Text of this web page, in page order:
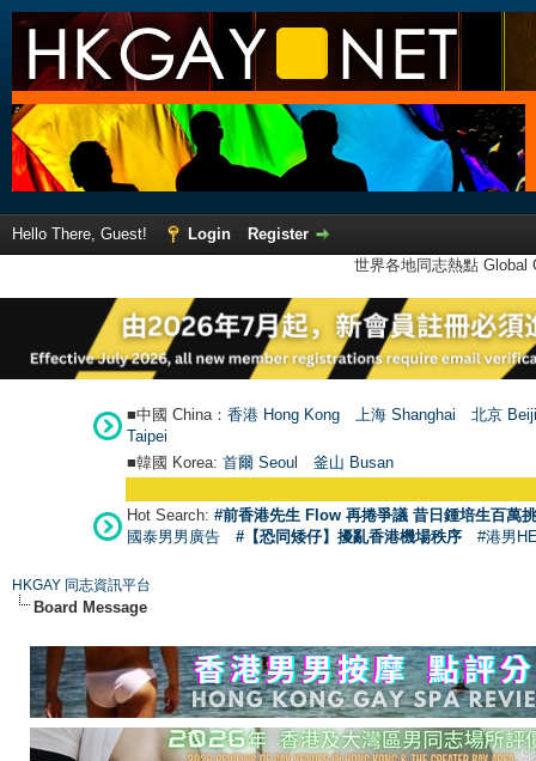
Hello There, Guest! Login
Register
世界各地同志熱點
■中國 China： 香港 Hong Kong 上海 Shanghai
北京
Taipei
■韓國 Korea: 首爾 Seoul 釜山 Busan
Hot Search: #前香港先生 Flow 再捲爭議 昔日鍾培生百萬
國泰男男廣告
#【恐同矮仔】擾亂香港機場秩序 #港男
HKGAY 同志資訊平台
Board Message